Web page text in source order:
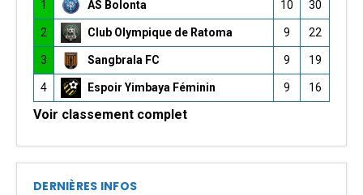
1 AS Bolonta 10 30
2 Club Olympique de Ratoma 9 22
3 Sangbrala FC 9 19
4 Espoir Yimbaya Féminin 9 16
Voir classement complet
DERNIÈRES INFOS